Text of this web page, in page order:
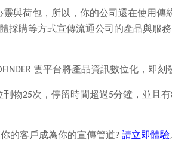
與荷包，所以，你的公司還在使用傳
採購等方式宣傳流通公司的產品與服
雲平台將產品資訊數位化，即刻
物25次，停留時間超過5分鐘，並且
的客戶成為你的宣傳管道? 請立即體驗